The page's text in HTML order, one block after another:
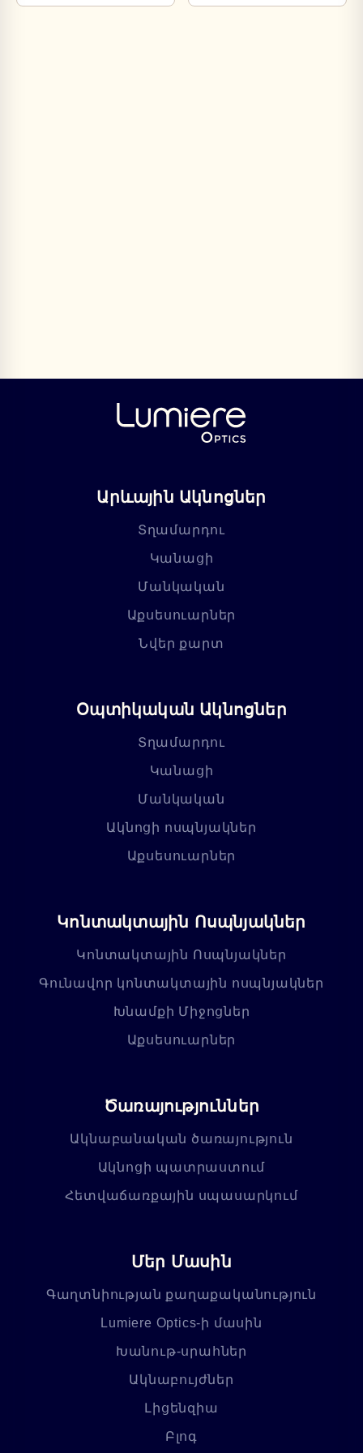
Արևային Ակնոցներ
Տղամարդու
Կանացի
Մանկական
Աքսեսուարներ
Նվեր քարտ
Օպտիկական Ակնոցներ
Տղամարդու
Կանացի
Մանկական
Ակնոցի ոսպնյակներ
Աքսեսուարներ
Կոնտակտային Ոսպնյակներ
Կոնտակտային Ոսպնյակներ
Գունավոր կոնտակտային ոսպնյակներ
Խնամքի Միջոցներ
Աքսեսուարներ
Ծառայություններ
Ակնաբանական ծառայություն
Ակնոցի պատրաստում
Հետվաճառքային սպասարկում
Մեր Մասին
Գաղտնիության քաղաքականություն
Lumiere Optics-ի մասին
Խանութ-սրահներ
Ակնաբույժներ
Լիցենզիա
Բլոգ